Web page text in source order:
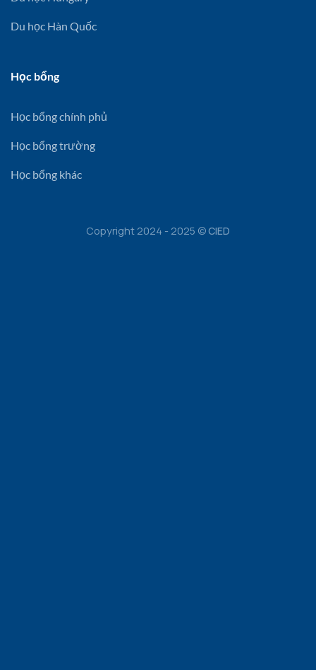
Du học Hàn Quốc
Học bổng
Học bổng chính phủ
Học bổng trường
Học bổng khác
Copyright 2024 - 2025 ©CIED